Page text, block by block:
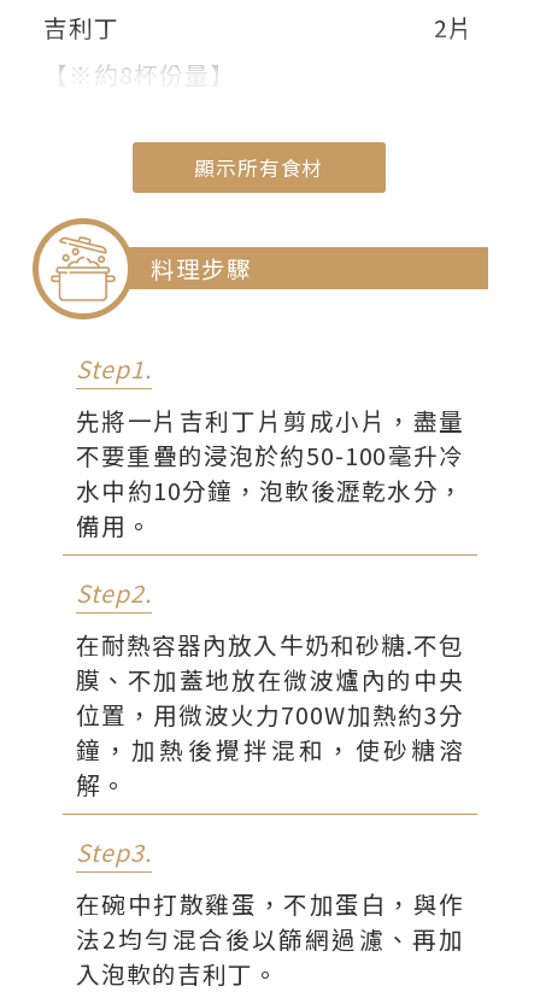
吉利丁
2片
【※約8杯份量】
顯示所有食材
料理步驟
Step1.
先將一片吉利丁片剪成小片，盡量
不要重疊的浸泡於約50-100毫升冷
水中約10分鐘，泡軟後瀝乾水分，
備用。
Step2.
在耐熱容器內放入牛奶和砂糖.不包
膜、不加蓋地放在微波爐內的中央
位置，用微波火力700W加熱約3分
鐘，加熱後攪拌混和，使砂糖溶
解。
Step3.
在碗中打散雞蛋，不加蛋白，與作
法2均勻混合後以篩網過濾、再加
入泡軟的吉利丁。